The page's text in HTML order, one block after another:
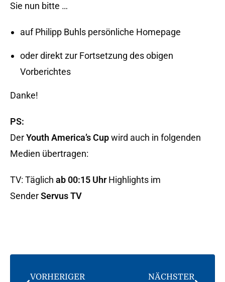
Sie nun bitte …
auf Philipp Buhls persönliche Homepage
oder direkt zur Fortsetzung des obigen
Vorberichtes
Danke!
PS:
DerYouth America’s Cupwird auch in folgenden
Medien übertragen:
TV: Täglich ab 00:15 UhrHighlights im
SenderServus TV
VORHERIGER NÄCHSTER